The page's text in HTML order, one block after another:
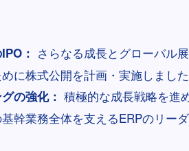
： さらなる成長とグローバル
に株式公開を計画・実施しました
の強化： 積極的な成長戦略を進
幹業務全体を支えるERPのリー